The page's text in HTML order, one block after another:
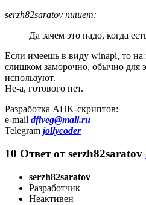
serzh82saratov пишет:
Да зачем это надо, когда
Если имеешь в виду winapi, то на
слишком заморочно, обычно для
используют.
Не-а, готового нет.
Разработка AHK-скриптов:
e-mail dfiveg@mail.ru
Telegram jollycoder
10 Ответ отserzh82saratov
serzh82saratov
Разработчик
Неактивен